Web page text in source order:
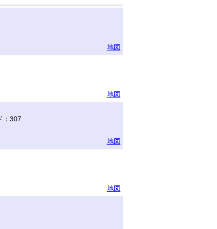
地図
地図
：307
地図
地図